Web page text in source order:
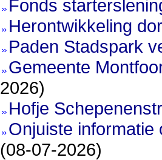
Fonds
Herontwikkeling
Paden Stadspark
Gemeente
2026)
Hofje
Onjuiste informatie
(08-07-2026)